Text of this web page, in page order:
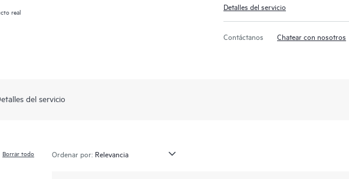
real
Detalles del servicio
Contáctanos Chatear con nosotros
del servicio
Borrar todo Ordenar por: